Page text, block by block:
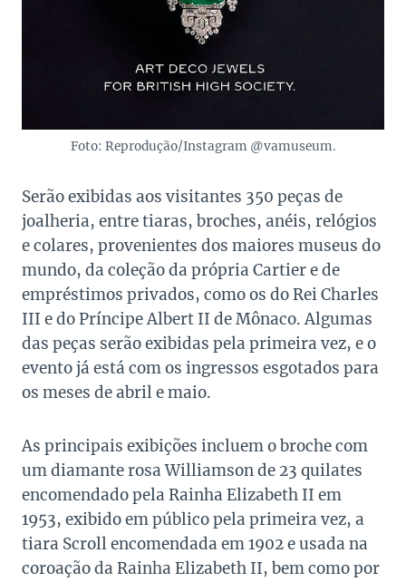
Foto: Reprodução/Instagram @vamuseum.
Serão exibidas aos visitantes 350 peças de
joalheria, entre tiaras, broches, anéis, relógios
e colares, provenientes dos maiores museus do
mundo, da coleção da própria Cartier e de
empréstimos privados, como os do Rei Charles
III e do Príncipe Albert II de Mônaco. Algumas
das peças serão exibidas pela primeira vez, e o
evento já está com os ingressos esgotados para
os meses de abril e maio.
As principais exibições incluem o broche com
um diamante rosa Williamson de 23 quilates
encomendado pela Rainha Elizabeth II em
1953, exibido em público pela primeira vez, a
tiara Scroll encomendada em 1902 e usada na
coroação da Rainha Elizabeth II, bem como por